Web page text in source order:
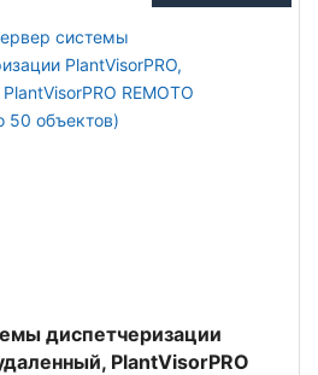
диспетчеризации
PlantVisorPRO